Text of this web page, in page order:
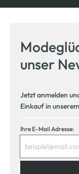
unser
Jetzt anmelden
Einkauf in
Ihre E-Mail Adresse: